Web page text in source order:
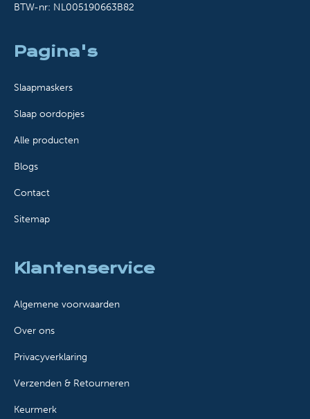
BTW-nr: NL005190663B82
Pagina's
Slaapmaskers
Slaap oordopjes
Alle producten
Blogs
Contact
Sitemap
Klantenservice
Algemene voorwaarden
Over ons
Privacyverklaring
Verzenden & Retourneren
Keurmerk